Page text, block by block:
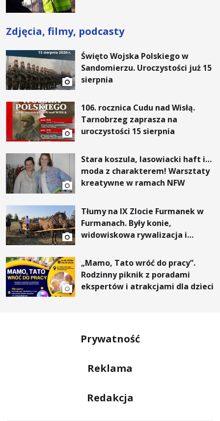
Zdjęcia, filmy, podcasty
Święto Wojska Polskiego w
Sandomierzu. Uroczystości już 15
sierpnia
106. rocznica Cudu nad Wisłą.
Tarnobrzeg zaprasza na
uroczystości 15 sierpnia
Stara koszula, lasowiacki haft i…
moda z charakterem! Warsztaty
kreatywne w ramach NFW
Tłumy na IX Zlocie Furmanek w
Furmanach. Były konie,
widowiskowa rywalizacja i
„Mamo, Tato wróć do pracy”.
Rodzinny piknik z poradami
ekspertów i atrakcjami dla dzieci
Prywatność
Reklama
Redakcja